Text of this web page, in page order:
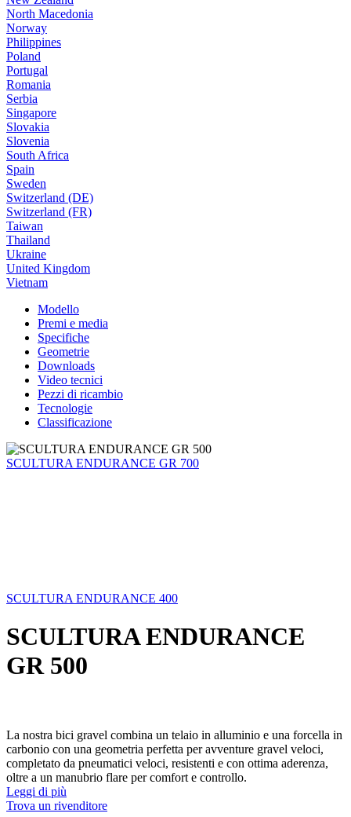
North Macedonia
Norway
Philippines
Poland
Portugal
Romania
Serbia
Singapore
Slovakia
Slovenia
South Africa
Spain
Sweden
Switzerland (DE)
Switzerland (FR)
Taiwan
Thailand
Ukraine
United Kingdom
Vietnam
Modello
Premi e media
Specifiche
Geometrie
Downloads
Video tecnici
Pezzi di ricambio
Tecnologie
Classificazione
SCULTURA ENDURANCE GR 700
SCULTURA ENDURANCE 400
SCULTURA ENDURANCE
GR 500
La nostra bici gravel combina un telaio in alluminio e una forcella in
carbonio con una geometria perfetta per avventure gravel veloci,
completato da pneumatici veloci, resistenti e con ottima aderenza,
oltre a un manubrio flare per comfort e controllo.
Leggi di più
Trova un rivenditore